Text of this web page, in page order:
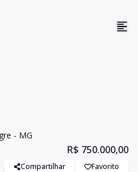
- MG
R$ 750.000,00
Compartilhar Favorito